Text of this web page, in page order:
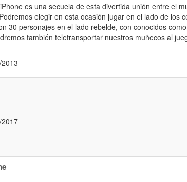
es una secuela de esta divertida unión entre el
elegir en esta ocasión jugar en el lado de los
30 personajes en el lado rebelde, con conocidos
también teletransportar nuestros muñecos al